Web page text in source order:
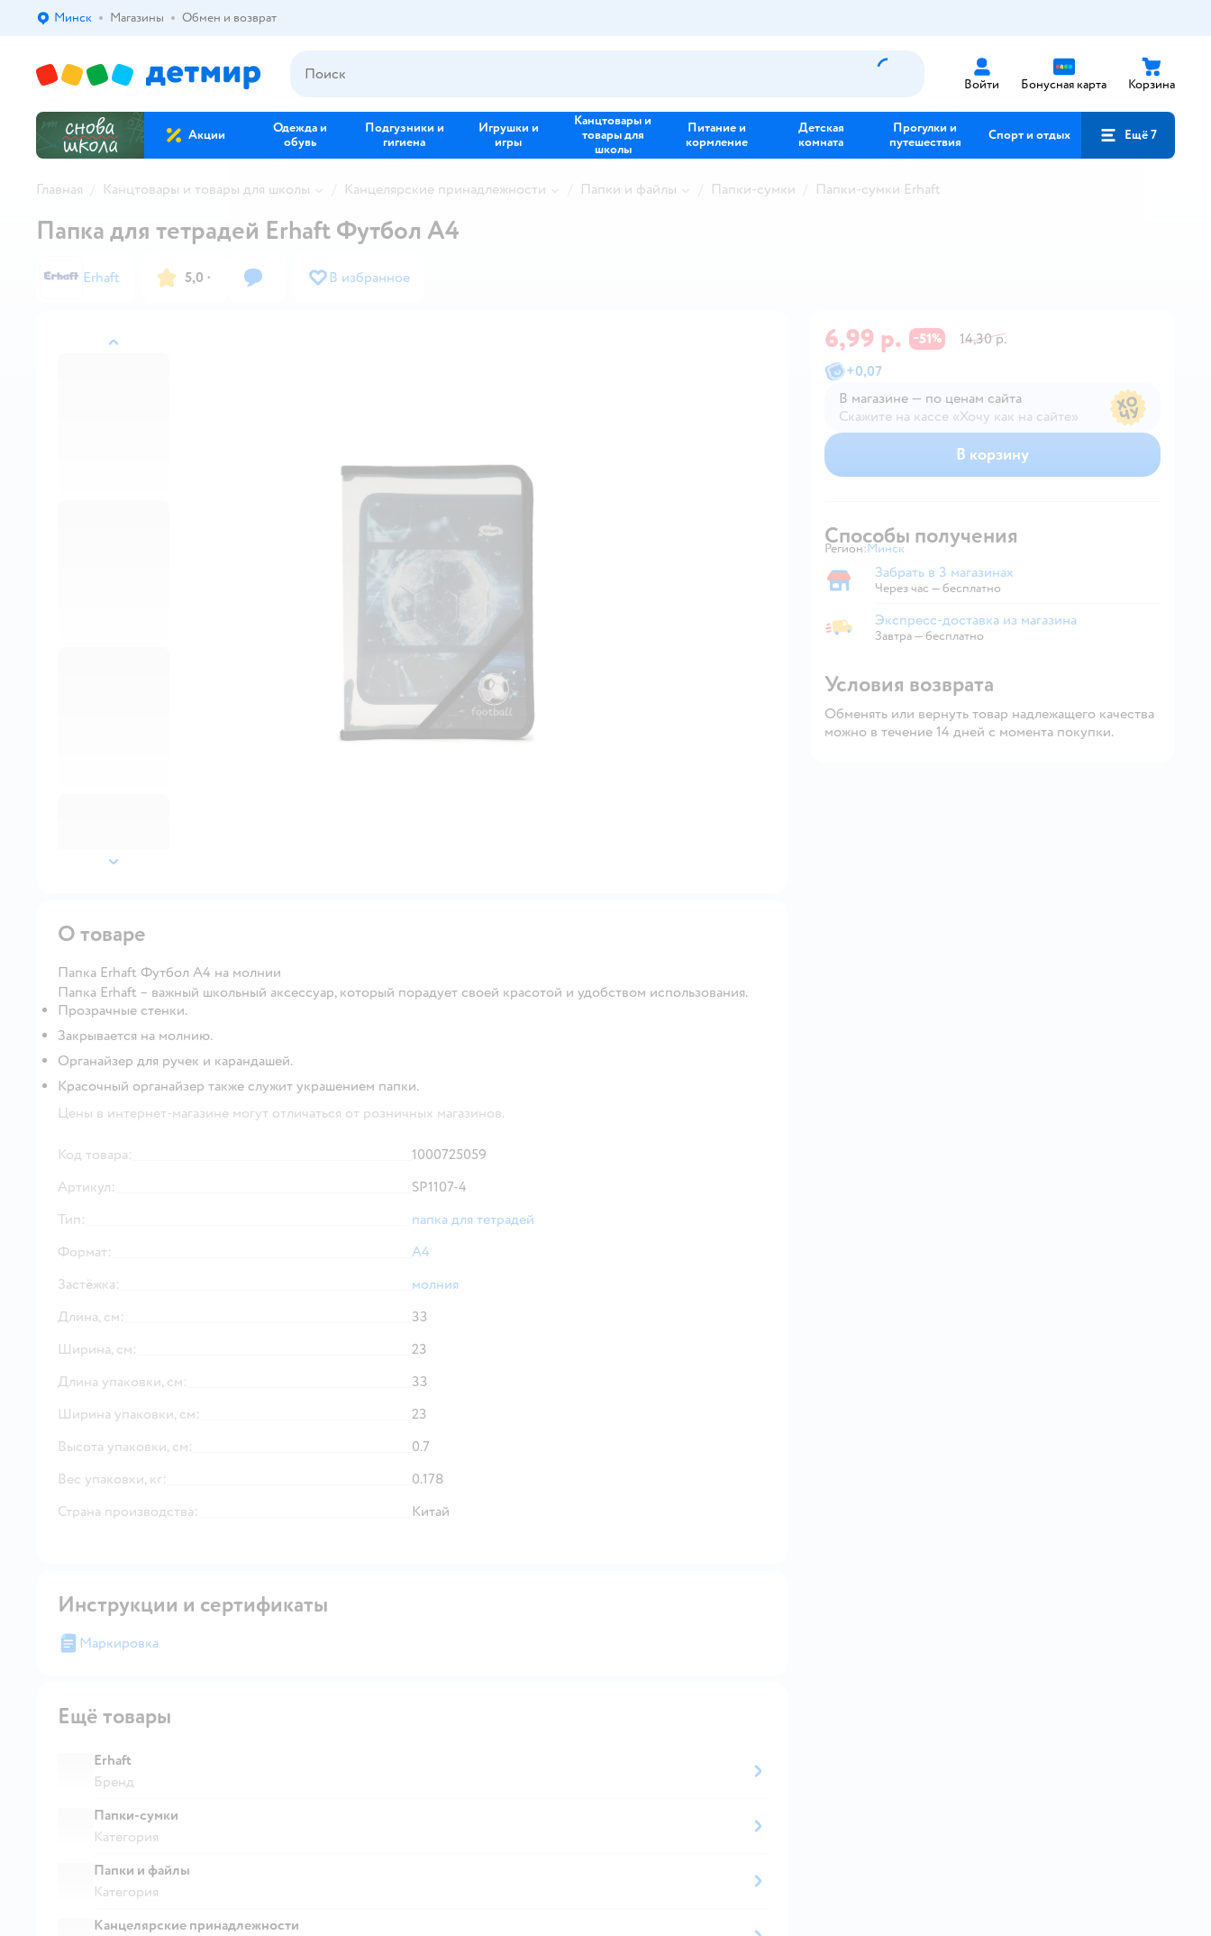
Выбор адреса доставки.
Минск Магазины Обмен и возврат
Войти Бонусная карта Корзина
Акции
Одежда и
обувь
Подгузники и
гигиена
Игрушки и
игры
Канцтовары и
товары для
школы
Питание и
кормление
Детская
комната
Прогулки и
путешествия
Спорт и отдых Ещё 7
Главная Канцтовары и товары для школы Канцелярские принадлежности Папки и файлы Папки-сумки Папки-сумки Erhaft
назад
далее
Папка для тетрадей Erhaft Футбол А4
Erhaft 5,0 · В избранное
6,99 р. −51%
14,30 р.
+0,07
В магазине — по ценам сайта
Скажите на кассе «Хочу как на сайте»
В магазине — по ценам сайта
В корзину
Способы получения
Регион: Выбор адреса доставки.
Минск
Забрать в магазине
Забрать в 3 магазинах
Через час — бесплатно
Экспресс-доставка из магазина
Экспресс-доставка из магазина
Завтра—бесплатно
Условия возврата
Обменять или вернуть товар надлежащего качества
можно в течение 14 дней с момента покупки.
О товаре
Папка Erhaft Футбол А4 на молнии
Папка Erhaft – важный школьный аксессуар, который порадует своей красотой и удобством использования.
Прозрачные стенки.
Закрывается на молнию.
Органайзер для ручек и карандашей.
Красочный органайзер также служит украшением папки.
Цены в интернет-магазине могут отличаться от розничных магазинов.
Код товара:
1000725059
Артикул:
SP1107-4
Тип:
папка для тетрадей
Формат:
А4
Застёжка:
молния
Длина, см:
33
Ширина, см:
23
Длина упаковки, см:
33
Ширина упаковки, см:
23
Высота упаковки, см:
0.7
Вес упаковки, кг:
0.178
Страна производства:
Китай
Инструкции и сертификаты
Маркировка
Ещё товары
Erhaft
Бренд
Папки-сумки
Категория
Папки и файлы
Категория
Канцелярские принадлежности